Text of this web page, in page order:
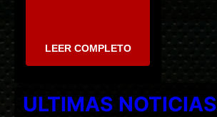
LEER COMPLETO
ULTIMAS NOTICIAS